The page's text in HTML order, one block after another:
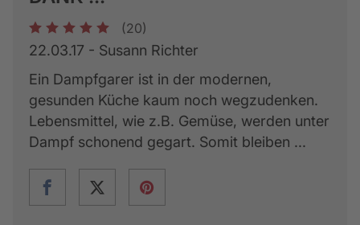
1 2 3 4 5 (20)
22.03.17 - Susann Richter
Ein Dampfgarer ist in der modernen,
gesunden Küche kaum noch wegzudenken.
Lebensmittel, wie z.B. Gemüse, werden unter
Dampf schonend gegart. Somit bleiben ...